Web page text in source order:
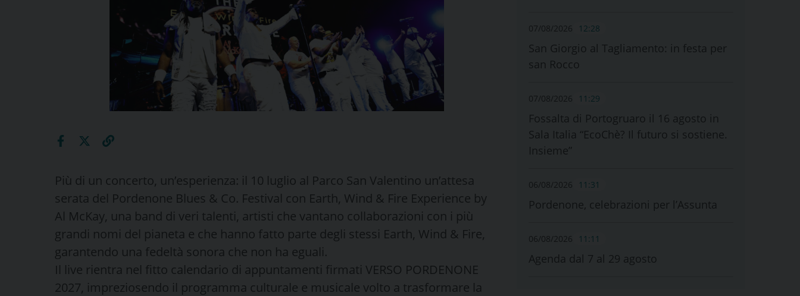
Più di un concerto, un’esperienza: il 10 luglio al Parco San Valentino un’attesa
serata del Pordenone Blues & Co. Festival con Earth, Wind & Fire Experience by
Al McKay, una band di veri talenti, artisti che vantano collaborazioni con i più
grandi nomi del pianeta e che hanno fatto parte degli stessi Earth, Wind & Fire,
garantendo una fedeltà sonora che non ha eguali.
Il live rientra nel fitto calendario di appuntamenti firmati VERSO PORDENONE
2027, impreziosendo il programma culturale e musicale volto a trasformare la
07/08/2026 12:28
San Giorgio al Tagliamento: in festa per
san Rocco
07/08/2026 11:29
Fossalta di Portogruaro il 16 agosto in
Sala Italia “EcoChè? Il futuro si sostiene.
Insieme”
06/08/2026 11:31
Pordenone, celebrazioni per l’Assunta
06/08/2026 11:11
Agenda dal 7 al 29 agosto